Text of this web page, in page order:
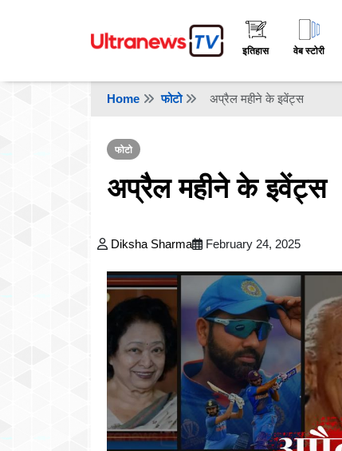
इतिहास वेब स्टोरी
Home फोटो अप्रैल महीने के इवेंट्स
फोटो
अप्रैल महीने के इवेंट्स
Diksha Sharma February 24, 2025